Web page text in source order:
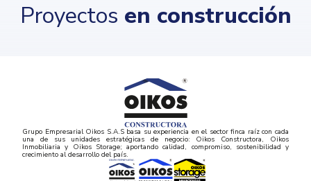
Proyectos en construcción
Grupo Empresarial Oikos S.A.S basa su experiencia en el sector finca raíz con cada
una de sus unidades estratégicas de negocio: Oikos Constructora, Oikos
Inmobiliaria y Oikos Storage; aportando calidad, compromiso, sostenibilidad y
crecimiento al desarrollo del país.